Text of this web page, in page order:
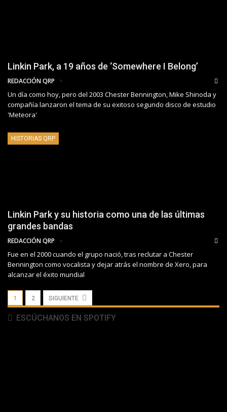
Linkin Park, a 19 años de ‘Somewhere I Belong’
REDACCIÓN QRP
Un día como hoy, pero del 2003 Chester Bennington, Mike Shinoda y
compañía lanzaron el tema de su exitoso segundo disco de estudio
'Meteora'
HISTORIAS QRP
Linkin Park y su historia como una de las últimas
grandes bandas
REDACCIÓN QRP
Fue en el 2000 cuando el grupo nació, tras reclutar a Chester
Bennington como vocalista y dejar atrás el nombre de Xero, para
alcanzar el éxito mundial
1 2 SIGUIENTE
ESCÚCHANOS EN SPOTIFY